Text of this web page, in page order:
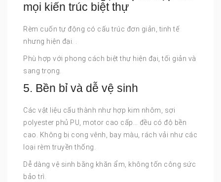
mọi kiến trúc biệt thự
Rèm cuốn tự động có cấu trúc đơn giản, tinh tế
nhưng hiện đại. .
Phù hợp với phong cách biệt thự hiện đại, tối giản và
sang trọng.
5. Bền bỉ và dễ vệ sinh
Các vật liệu cấu thành như hợp kim nhôm, sợi
polyester phủ PU, motor cao cấp… đều có độ bền
cao. Không bị cong vênh, bay màu, rách vải như các
loại rèm truyền thống.
Dễ dàng vệ sinh bằng khăn ẩm, không tốn công sức
bảo trì.